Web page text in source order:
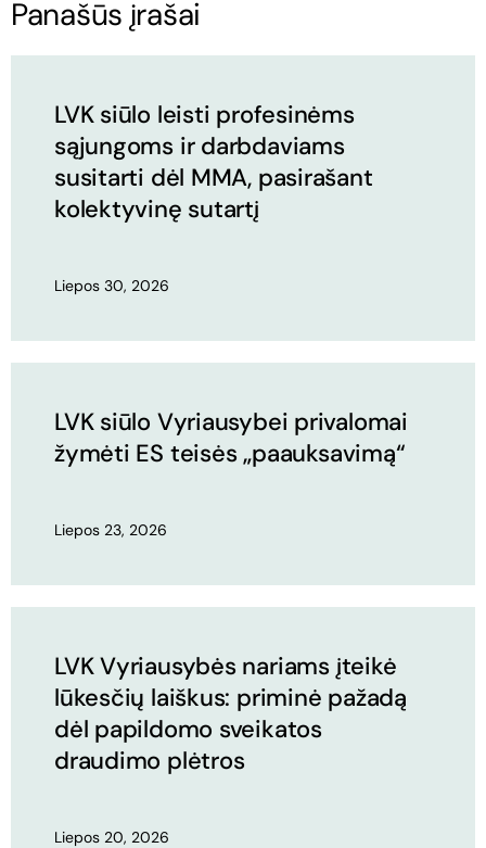
Panašūs įrašai
LVK siūlo leisti profesinėms
sąjungoms ir darbdaviams
susitarti dėl MMA, pasirašant
kolektyvinę sutartį
Liepos 30, 2026
LVK siūlo Vyriausybei privalomai
žymėti ES teisės „paauksavimą“
Liepos 23, 2026
LVK Vyriausybės nariams įteikė
lūkesčių laiškus: priminė pažadą
dėl papildomo sveikatos
draudimo plėtros
Liepos 20, 2026